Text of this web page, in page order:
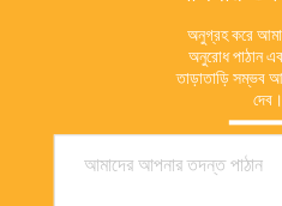
অনুগ্রহ করে
অনুরোধ পাঠান
তাড়াতাড়ি সম্ভব
দেব।